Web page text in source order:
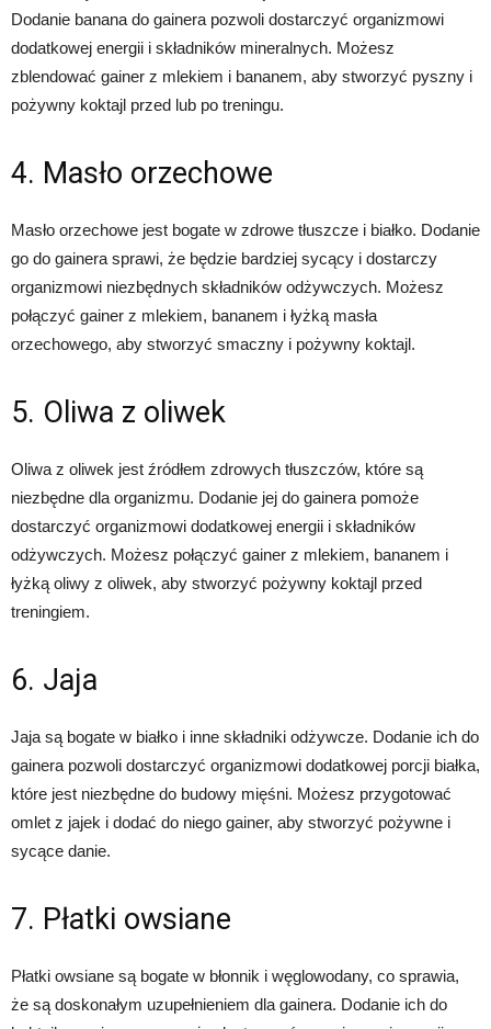
Dodanie banana do gainera pozwoli dostarczyć organizmowi
dodatkowej energii i składników mineralnych. Możesz
zblendować gainer z mlekiem i bananem, aby stworzyć pyszny i
pożywny koktajl przed lub po treningu.
4. Masło orzechowe
Masło orzechowe jest bogate w zdrowe tłuszcze i białko. Dodanie
go do gainera sprawi, że będzie bardziej sycący i dostarczy
organizmowi niezbędnych składników odżywczych. Możesz
połączyć gainer z mlekiem, bananem i łyżką masła
orzechowego, aby stworzyć smaczny i pożywny koktajl.
5. Oliwa z oliwek
Oliwa z oliwek jest źródłem zdrowych tłuszczów, które są
niezbędne dla organizmu. Dodanie jej do gainera pomoże
dostarczyć organizmowi dodatkowej energii i składników
odżywczych. Możesz połączyć gainer z mlekiem, bananem i
łyżką oliwy z oliwek, aby stworzyć pożywny koktajl przed
treningiem.
6. Jaja
Jaja są bogate w białko i inne składniki odżywcze. Dodanie ich do
gainera pozwoli dostarczyć organizmowi dodatkowej porcji białka,
które jest niezbędne do budowy mięśni. Możesz przygotować
omlet z jajek i dodać do niego gainer, aby stworzyć pożywne i
sycące danie.
7. Płatki owsiane
Płatki owsiane są bogate w błonnik i węglowodany, co sprawia,
że są doskonałym uzupełnieniem dla gainera. Dodanie ich do